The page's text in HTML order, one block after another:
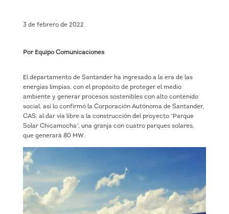
3 de febrero de 2022
Por Equipo Comunicaciones
El departamento de Santander ha ingresado a la era de las
energías limpias, con el propósito de proteger el medio
ambiente y generar procesos sostenibles con alto contenido
social, así lo confirmó la Corporación Autónoma de Santander,
CAS, al dar vía libre a la construcción del proyecto “Parque
Solar Chicamocha”, una granja con cuatro parques solares,
que generará 80 MW.